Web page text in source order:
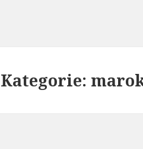
Kategorie: